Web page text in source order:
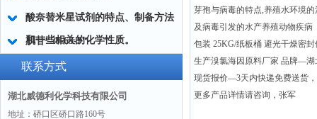
酸奈替米星试剂的特点、制备方法
和一些相关的化学性质。
肌苷“58-63-9“
联系方式
湖北威德利化学科技有限公司
地址：硚口区硚口路160号
芽孢与病毒的特点,养殖水环境
及病毒引发的水产养殖动物疾病
包装 25KG/纸板桶 避光干燥密
生产溴氯海因原料厂家 品牌—
现货报价—3天内快递免费送货
更多产品详情请咨询，张军